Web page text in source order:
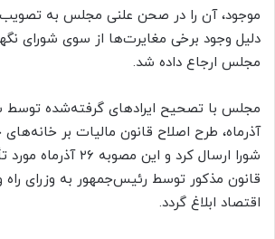
موجود، آن را در صحن علنی مجلس به تصویب
دلیل وجود برخی مغایرت‌ها از سوی شورای
مجلس ارجاع داده شد.
آذرماه، طرح اصلاح قانون مالیات بر خانه‌های
شورا ارسال کرد و این
قانون مذکور توسط رئیس‌جمهور به وزرای
اقتصاد ابلاغ گردد.